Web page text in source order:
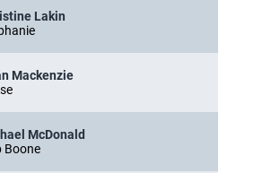
Lakin
Mackenzie
McDonald
Boone